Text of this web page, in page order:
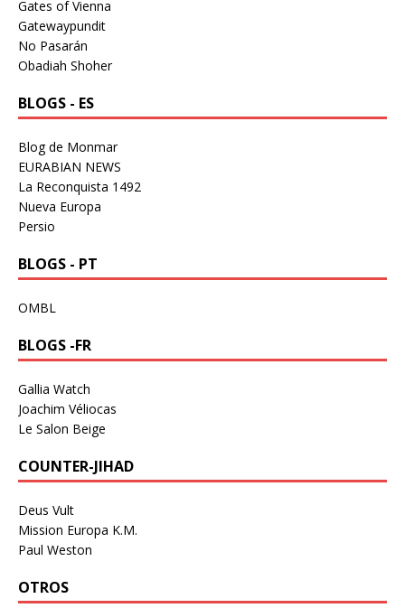
Gates of Vienna
Gatewaypundit
No Pasarán
Obadiah Shoher
BLOGS - ES
Blog de Monmar
EURABIAN NEWS
La Reconquista 1492
Nueva Europa
Persio
BLOGS - PT
OMBL
BLOGS -FR
Gallia Watch
Joachim Véliocas
Le Salon Beige
COUNTER-JIHAD
Deus Vult
Mission Europa K.M.
Paul Weston
OTROS